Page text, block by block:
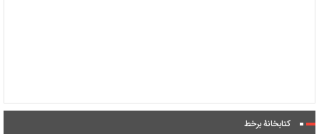
کتابخانۀ برخط